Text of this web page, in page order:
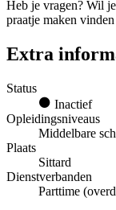
Heb je vragen? Wil
praatje maken
Extra
Status
Inactief
Opleidingsniveaus
Middelbare
Plaats
Sittard
Dienstverbanden
Parttime